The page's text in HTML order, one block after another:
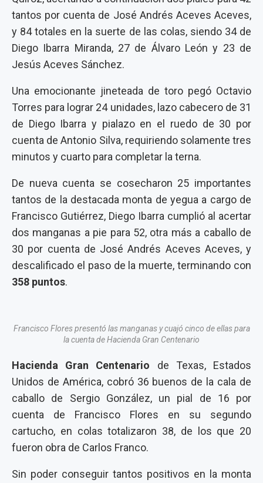
tantos por cuenta de José Andrés Aceves Aceves,
y 84 totales en la suerte de las colas, siendo 34 de
Diego Ibarra Miranda, 27 de Álvaro León y 23 de
Jesús Aceves Sánchez.
Una emocionante jineteada de toro pegó Octavio
Torres para lograr 24 unidades, lazo cabecero de 31
de Diego Ibarra y pialazo en el ruedo de 30 por
cuenta de Antonio Silva, requiriendo solamente tres
minutos y cuarto para completar la terna.
De nueva cuenta se cosecharon 25 importantes
tantos de la destacada monta de yegua a cargo de
Francisco Gutiérrez, Diego Ibarra cumplió al acertar
dos manganas a pie para 52, otra más a caballo de
30 por cuenta de José Andrés Aceves Aceves, y
descalificado el paso de la muerte, terminando con
358 puntos.
Francisco Flores presentó las manganas y cuajó cinco de ellas para
la cuenta de Hacienda Gran Centenario
Hacienda Gran Centenario de Texas, Estados
Unidos de América, cobró 36 buenos de la cala de
caballo de Sergio González, un pial de 16 por
cuenta de Francisco Flores en su segundo
cartucho, en colas totalizaron 38, de los que 20
fueron obra de Carlos Franco.
Sin poder conseguir tantos positivos en la monta